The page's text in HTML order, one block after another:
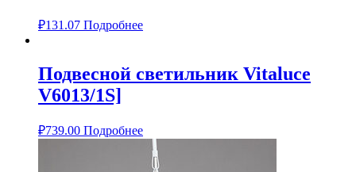
₽131.07 Подробнее
Подвесной светильник Vitaluce
V6013/1S]
₽739.00 Подробнее